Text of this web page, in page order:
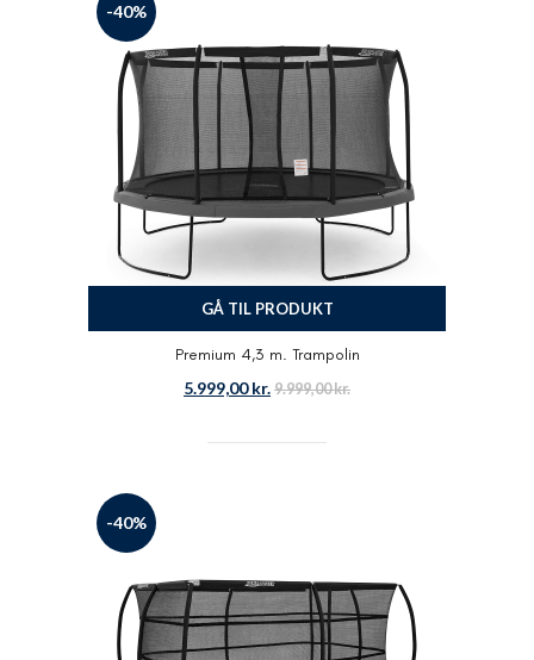
-40%
GÅ TIL PRODUKT
Premium 4,3 m. Trampolin
5.999,00kr. 9.999,00kr.
-40%